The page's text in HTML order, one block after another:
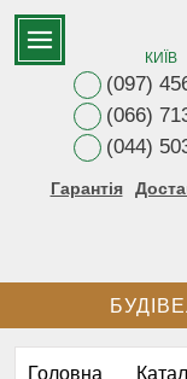
КИЇВ
(097)
(066)
(044)
Гарантія
Головна